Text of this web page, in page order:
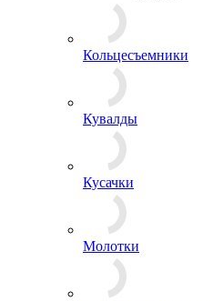
Кольцесъемники
Кувалды
Кусачки
Молотки